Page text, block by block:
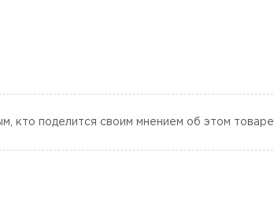
кто поделится своим мнением об этом товаре